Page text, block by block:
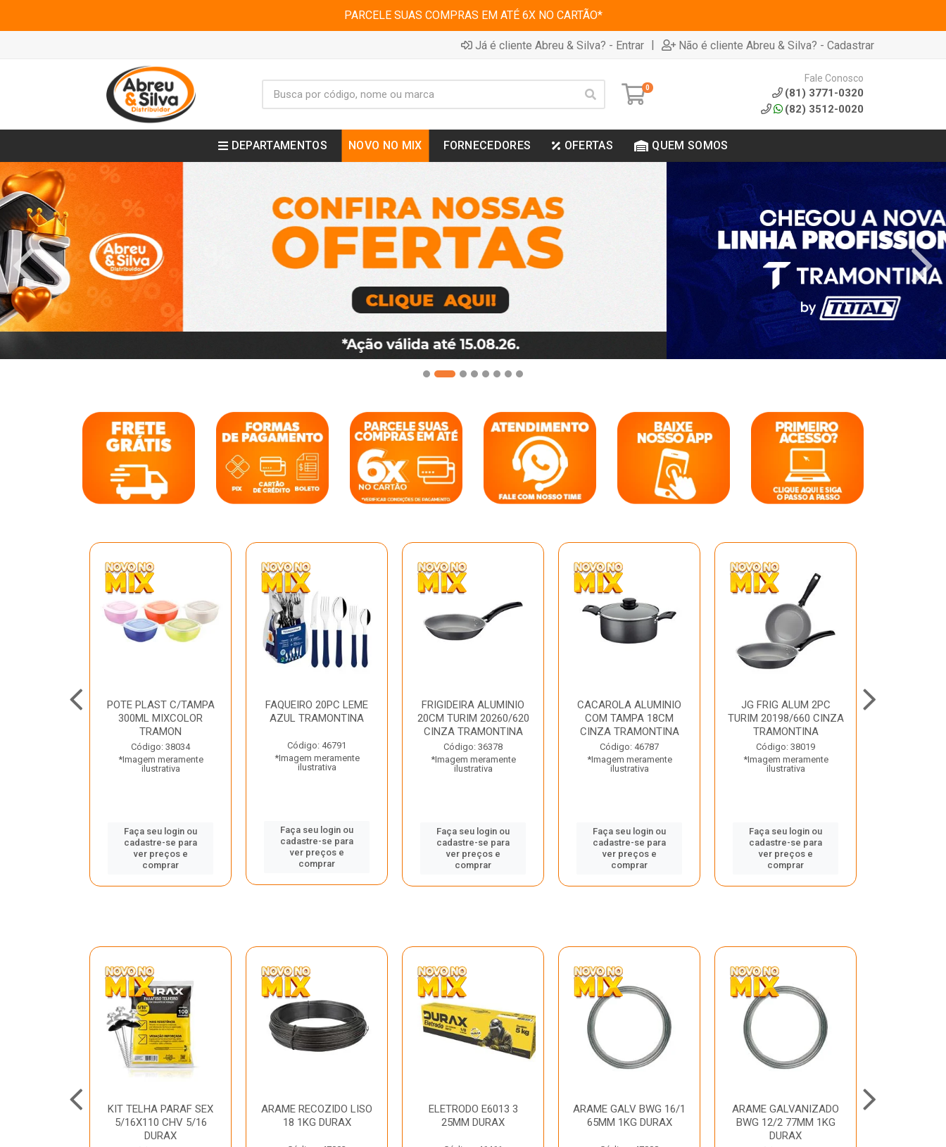
PARCELE SUAS COMPRAS EM ATÉ 6X NO CARTÃO*
Já é cliente Abreu & Silva? - Entrar | Não é cliente Abreu & Silva? - Cadastrar
0
Fale Conosco
(81) 3771-0320
(82) 3512-0020
DEPARTAMENTOS NOVO NO MIX FORNECEDORES OFERTAS QUEM SOMOS
POTE PLAST C/TAMPA
300ML MIXCOLOR
TRAMON
Código: 38034
*Imagem meramente
ilustrativa
Faça seu login ou
cadastre-se para
ver preços e
comprar
FAQUEIRO 20PC LEME
AZUL TRAMONTINA
Código: 46791
*Imagem meramente
ilustrativa
Faça seu login ou
cadastre-se para
ver preços e
comprar
FRIGIDEIRA ALUMINIO
20CM TURIM 20260/620
CINZA TRAMONTINA
Código: 36378
*Imagem meramente
ilustrativa
Faça seu login ou
cadastre-se para
ver preços e
comprar
CACAROLA ALUMINIO
COM TAMPA 18CM
CINZA TRAMONTINA
Código: 46787
*Imagem meramente
ilustrativa
Faça seu login ou
cadastre-se para
ver preços e
comprar
JG FRIG ALUM 2PC
TURIM 20198/660 CINZA
TRAMONTINA
Código: 38019
*Imagem meramente
ilustrativa
Faça seu login ou
cadastre-se para
ver preços e
comprar
KIT TELHA PARAF SEX
5/16X110 CHV 5/16
DURAX
ARAME RECOZIDO LISO
18 1KG DURAX
ELETRODO E6013 3
25MM DURAX
ARAME GALV BWG 16/1
65MM 1KG DURAX
ARAME GALVANIZADO
BWG 12/2 77MM 1KG
DURAX